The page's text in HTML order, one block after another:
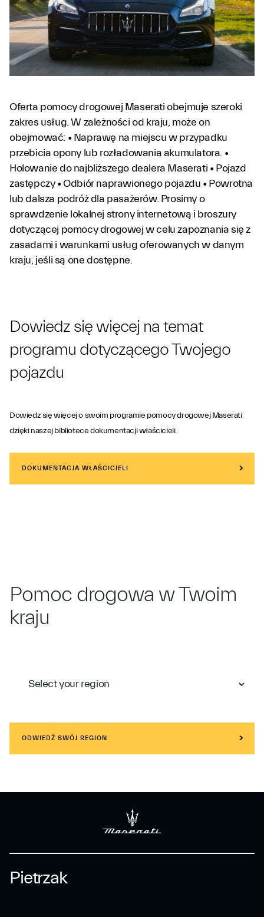
Oferta pomocy drogowej Maserati obejmuje szeroki
zakres usług. W zależności od kraju, może on
obejmować: • Naprawę na miejscu w przypadku
przebicia opony lub rozładowania akumulatora. •
Holowanie do najbliższego dealera Maserati • Pojazd
zastępczy • Odbiór naprawionego pojazdu • Powrotna
lub dalsza podróż dla pasażerów. Prosimy o
sprawdzenie lokalnej strony internetową i broszury
dotyczącej pomocy drogowej w celu zapoznania się z
zasadami i warunkami usług oferowanych w danym
kraju, jeśli są one dostępne.
Dowiedz się więcej na temat
programu dotyczącego Twojego
pojazdu
Dowiedz się więcej o swoim programie pomocy drogowej Maserati
dzięki naszej bibliotece dokumentacji właścicieli.
DOKUMENTACJA WŁAŚCICIELI
Pomoc drogowa w Twoim
kraju
ODWIEDŹ SWÓJ REGION
Pietrzak